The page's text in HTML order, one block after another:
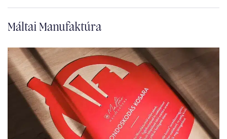
Máltai Manufaktúra